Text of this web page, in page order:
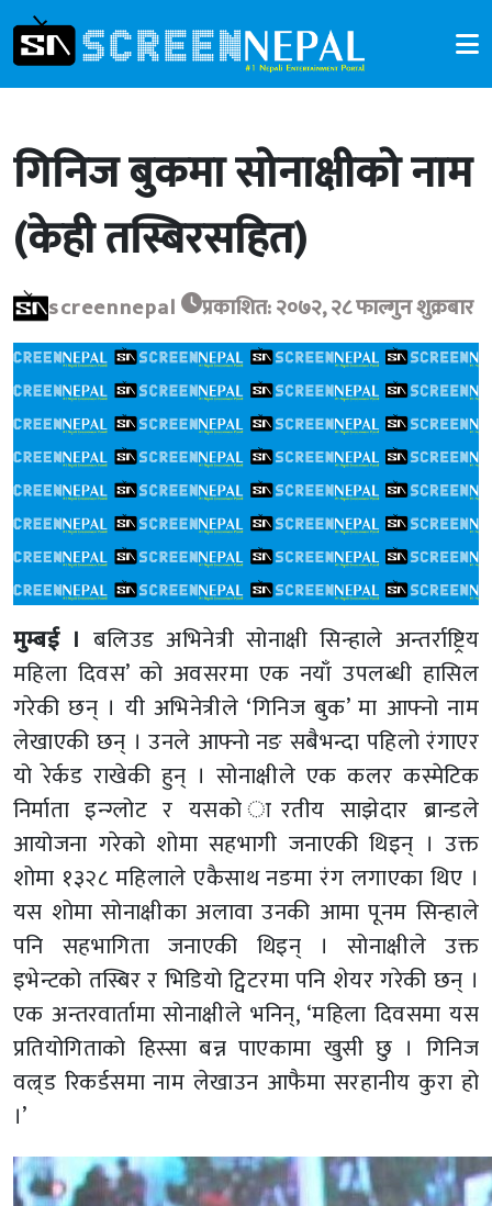
गिनिज बुकमा सोनाक्षीको नाम
(केही तस्बिरसहित)
screennepal प्रकाशित: २०७२, २८ फाल्गुन शुक्रबार
मुम्बई । बलिउड अभिनेत्री सोनाक्षी सिन्हाले अन्तर्राष्ट्रिय
महिला दिवस’ को अवसरमा एक नयाँ उपलब्धी हासिल
गरेकी छन् । यी अभिनेत्रीले ‘गिनिज बुक’ मा आफ्नो नाम
लेखाएकी छन् । उनले आफ्नो नङ सबैभन्दा पहिलो रंगाएर
यो रेर्कड राखेकी हुन् । सोनाक्षीले एक कलर कस्मेटिक
निर्माता इन्ग्लोट र यसको ारतीय साझेदार ब्रान्डले
आयोजना गरेको शोमा सहभागी जनाएकी थिइन् । उक्त
शोमा १३२८ महिलाले एकैसाथ नङमा रंग लगाएका थिए ।
यस शोमा सोनाक्षीका अलावा उनकी आमा पूनम सिन्हाले
पनि सहभागिता जनाएकी थिइन् । सोनाक्षीले उक्त
इभेन्टको तस्बिर र भिडियो ट्विटरमा पनि शेयर गरेकी छन् ।
एक अन्तरवार्तामा सोनाक्षीले भनिन्, ‘महिला दिवसमा यस
प्रतियोगिताको हिस्सा बन्न पाएकामा खुसी छु । गिनिज
वल्र्ड रिकर्डसमा नाम लेखाउन आफैमा सरहानीय कुरा हो
।’